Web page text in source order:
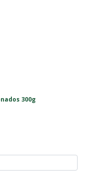
300g